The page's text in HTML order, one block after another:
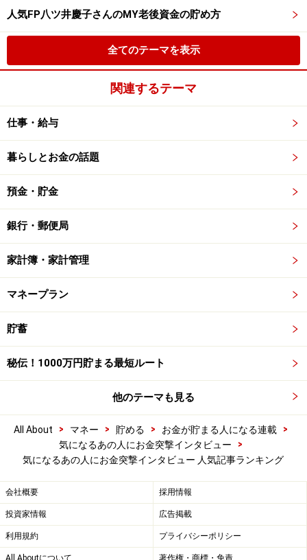
人気FP八ツ井慶子さんのMY老後資金の貯め方
全てのテーマを表示
関連するテーマ
仕事・給与
暮らしとお金の話題
預金・貯金
銀行・郵便局
家計簿・家計管理
マネープラン
貯蓄
秘伝！1000万円貯まる最短ルート
他のテーマも見る
All About > マネー > 貯める > お金が貯まる人になる連載
>
気になるあの人にお金突撃インタビュー
>
気になるあの人にお金突撃インタビュー 人気記事ランキング
会社概要 採用情報
投資家情報 広告掲載
利用規約 プライバシーポリシー
All Aboutについて 著作権・商標・免責